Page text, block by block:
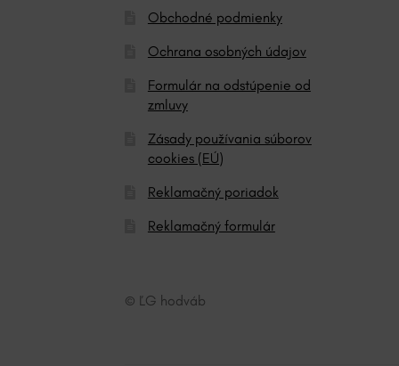
Obchodné podmienky
Ochrana osobných údajov
Formulár na odstúpenie od
zmluvy
Zásady používania súborov
cookies (EÚ)
Reklamačný poriadok
Reklamačný formulár
© ĽG hodváb